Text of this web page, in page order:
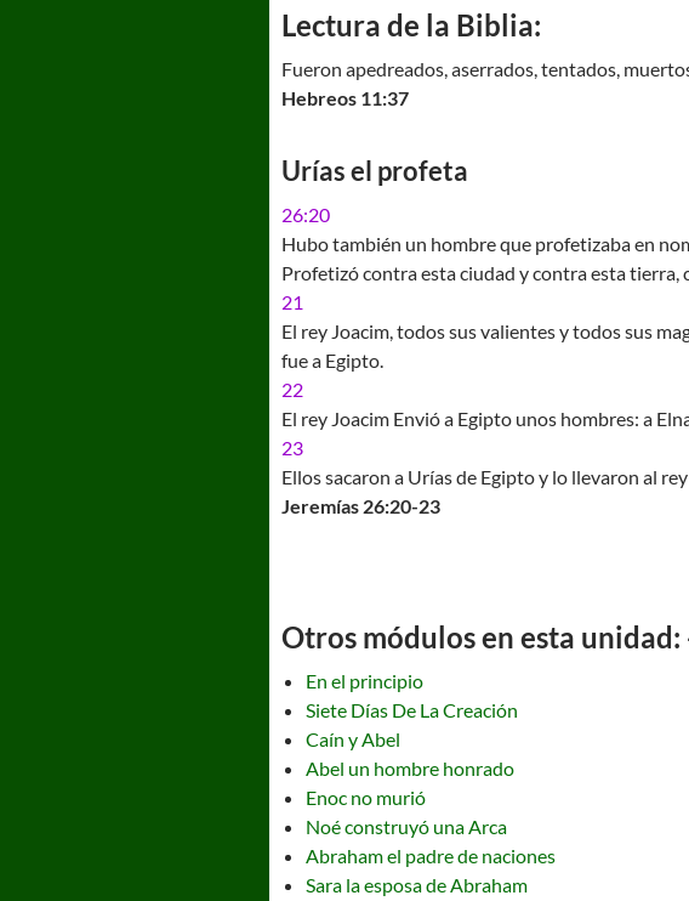
Lectura de la Biblia:
Fueron apedreados, aserrados, tentados,
Hebreos 11:37
Urías el profeta
26:20
Hubo también un hombre que profetizaba en
Profetizó contra esta ciudad y contra esta tierra,
21
El rey Joacim, todos sus valientes y todos sus
fue a Egipto.
22
El rey Joacim Envió a Egipto unos hombres: a
23
Ellos sacaron a Urías de Egipto y lo llevaron al
Jeremías 26:20-23
Otros módulos en esta
En el principio
Siete Días De La Creación
Caín y Abel
Abel un hombre honrado
Enoc no murió
Noé construyó una Arca
Abraham el padre de naciones
Sara la esposa de Abraham